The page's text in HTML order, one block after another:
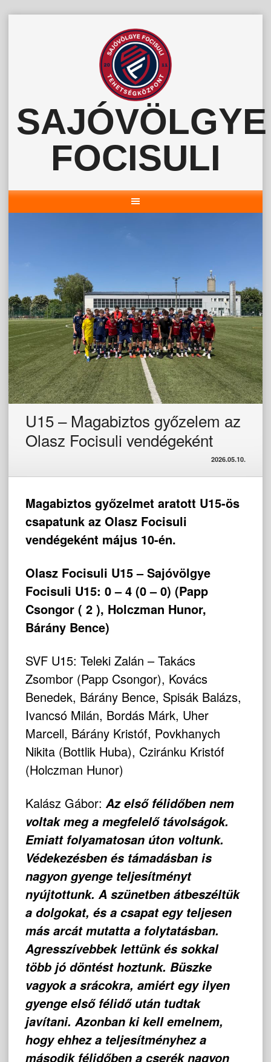
SAJÓVÖLGYE
FOCISULI
U15 – Magabiztos győzelem az
Olasz Focisuli vendégeként
2026.05.10.
Magabiztos győzelmet aratott U15-ös
csapatunk az Olasz Focisuli
vendégeként május 10-én.
Olasz Focisuli U15 – Sajóvölgye
Focisuli U15: 0 – 4 (0 – 0) (Papp
Csongor ( 2 ), Holczman Hunor,
Bárány Bence)
SVF U15: Teleki Zalán – Takács
Zsombor (Papp Csongor), Kovács
Benedek, Bárány Bence, Spisák Balázs,
Ivancsó Milán, Bordás Márk, Uher
Marcell, Bárány Kristóf, Povkhanych
Nikita (Bottlik Huba), Cziránku Kristóf
(Holczman Hunor)
Kalász Gábor: Az első félidőben nem
voltak meg a megfelelő távolságok.
Emiatt folyamatosan úton voltunk.
Védekezésben és támadásban is
nagyon gyenge teljesítményt
nyújtottunk. A szünetben átbeszéltük
a dolgokat, és a csapat egy teljesen
más arcát mutatta a folytatásban.
Agresszívebbek lettünk és sokkal
több jó döntést hoztunk. Büszke
vagyok a srácokra, amiért egy ilyen
gyenge első félidő után tudtak
javítani. Azonban ki kell emelnem,
hogy ehhez a teljesítményhez a
második félidőben a cserék nagyon